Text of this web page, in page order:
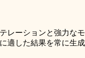
レーションと強力なモ
適した結果を常に生成